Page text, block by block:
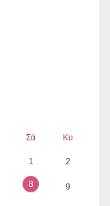
Σά Κυ
1 2
8 9